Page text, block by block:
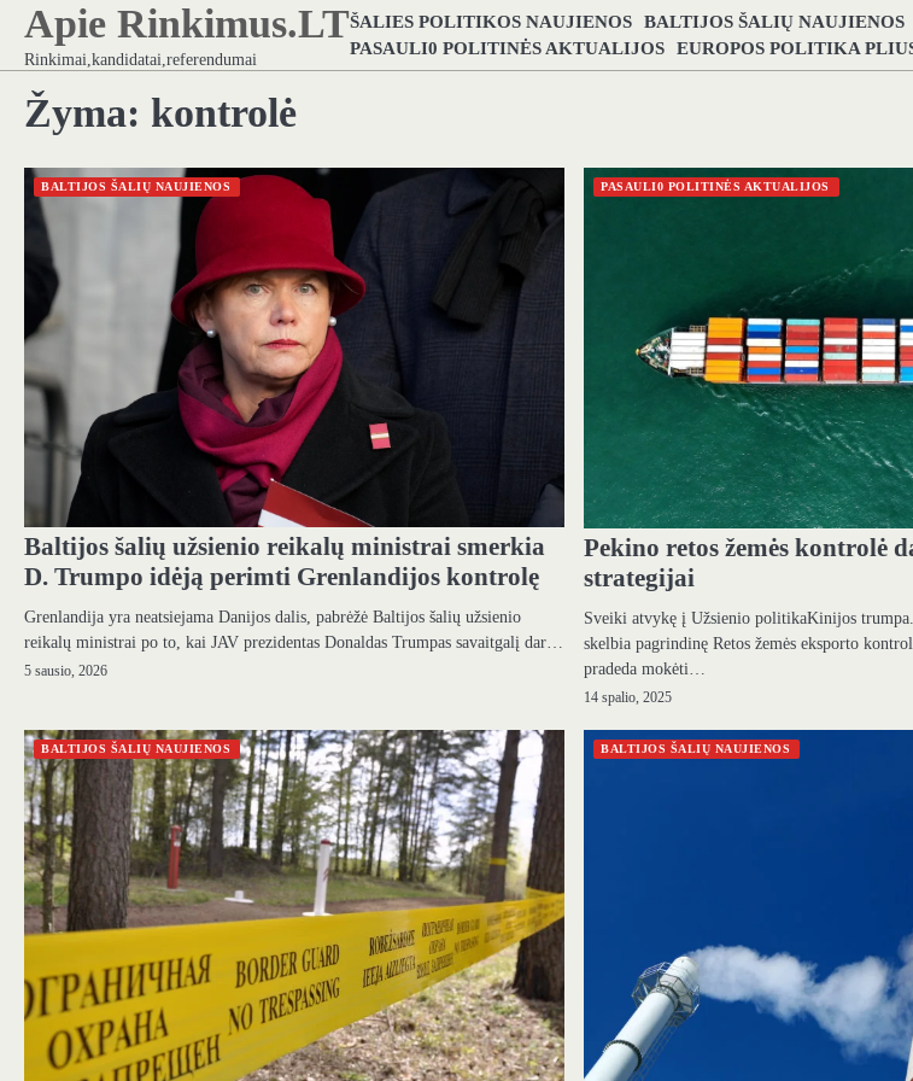
Skip
content
Apie Rinkimus.LT
Rinkimai,kandidatai,referendumai
ŠALIES POLITIKOS NAUJIENOS BALTIJOS ŠALIŲ NAUJIENOS
PASAULI0 POLITINĖS AKTUALIJOS EUROPOS POLITIKA
Žyma: kontrolė
BALTIJOS ŠALIŲ NAUJIENOS
Baltijos šalių užsienio reikalų ministrai smerkia
D. Trumpo idėją perimti Grenlandijos kontrolę
Grenlandija yra neatsiejama Danijos dalis, pabrėžė Baltijos šalių užsienio
reikalų ministrai po to, kai JAV prezidentas Donaldas Trumpas savaitgalį dar…
5 sausio, 2026
PASAULI0 POLITINĖS AKTUALIJOS
Pekino retos žemės kontrolė
strategijai
Sveiki atvykę į Užsienio politikaKinijos
skelbia pagrindinę Retos žemės eksporto
pradeda mokėti…
14 spalio, 2025
BALTIJOS ŠALIŲ NAUJIENOS BALTIJOS ŠALIŲ NAUJIENOS